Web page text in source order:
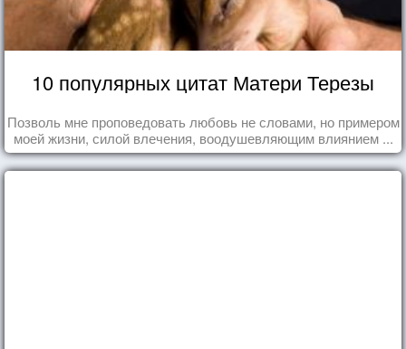
10 популярных цитат Матери Терезы
Позволь мне проповедовать любовь не словами, но примером
моей жизни, силой влечения, воодушевляющим влиянием ...